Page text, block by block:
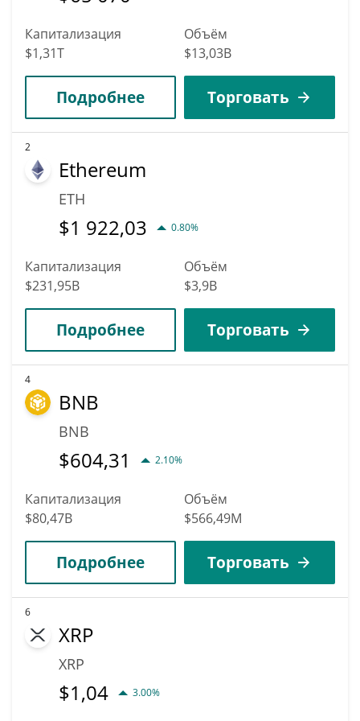
Капитализация
$1,31T
Объём
$13,03B
Подробнее Торговать
2
Ethereum
ETH
$1 922,03 0.80%
Капитализация
$231,95B
Объём
$3,9B
Подробнее Торговать
4
BNB
BNB
$604,31 2.10%
Капитализация
$80,47B
Объём
$566,49M
Подробнее Торговать
6
XRP
XRP
$1,04 3.00%